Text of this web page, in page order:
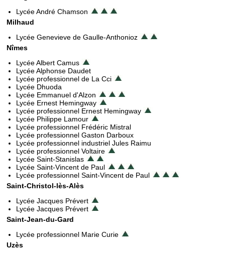
Lycée André Chamson
Milhaud
Lycée Genevieve de Gaulle-Anthonioz
Nîmes
Lycée Albert Camus
Lycée Alphonse Daudet
Lycée professionnel de La Cci
Lycée Dhuoda
Lycée Emmanuel d'Alzon
Lycée Ernest Hemingway
Lycée professionnel Ernest Hemingway
Lycée Philippe Lamour
Lycée professionnel Frédéric Mistral
Lycée professionnel Gaston Darboux
Lycée professionnel industriel Jules Raimu
Lycée professionnel Voltaire
Lycée Saint-Stanislas
Lycée Saint-Vincent de Paul
Lycée professionnel Saint-Vincent de Paul
Saint-Christol-lès-Alès
Lycée Jacques Prévert
Lycée Jacques Prévert
Saint-Jean-du-Gard
Lycée professionnel Marie Curie
Uzès